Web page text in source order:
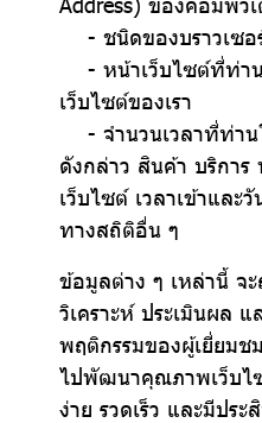
- ชนิดของบราวเซอ
- หน้าเว็บไซต์ที่ท่าน
เว็บไซต์ของเรา
- จำนวนเวลาที่ท่าน
ดังกล่าว สินค้า บริกา
เว็บไซต์ เวลาเข้าและ
ทางสถิติอื่น ๆ
ข้อมูลต่าง ๆ เหล่านี้ จ
วิเคราะห์ ประเมินผล
พฤติกรรมของผู้เยี่ยมช
ไปพัฒนาคุณภาพเว็บไ
ง่าย รวดเร็ว และมีปร